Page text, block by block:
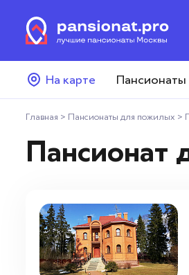
На карте
Пансионаты для пожилых
Дома престарелых
Как выбрать пансионат
Добавить пансионат
Главная > Пансионаты для пожилых >
Пансионат